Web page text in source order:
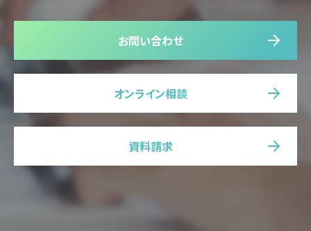
お問い合わせ
オンライン相談
資料請求